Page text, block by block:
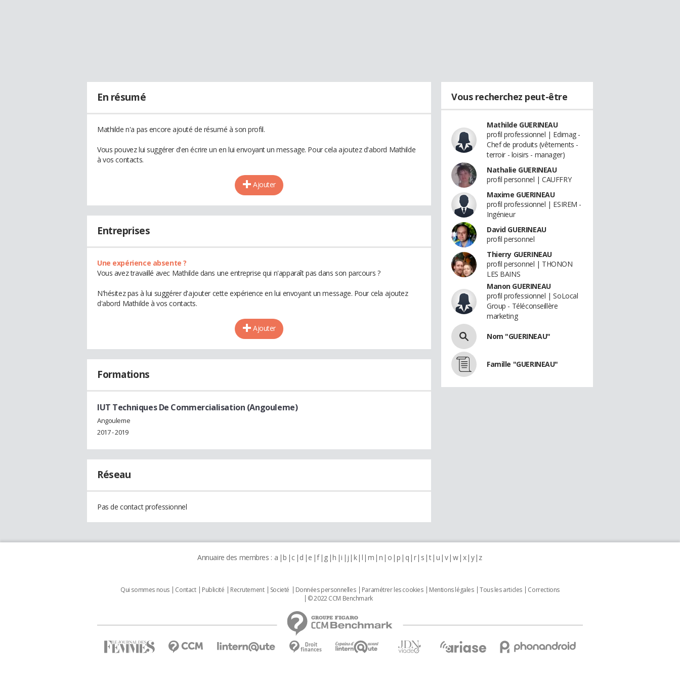
En résumé
Mathilde n'a pas encore ajouté de résumé à son profil.
Vous pouvez lui suggérer d'en écrire un en lui envoyant un message. Pour cela ajoutez d'abord Mathilde
à vos contacts.
Ajouter
Entreprises
Une expérience absente ?
Vous avez travaillé avec Mathilde dans une entreprise qui n'apparaît pas dans son parcours ?
N'hésitez pas à lui suggérer d'ajouter cette expérience en lui envoyant un message. Pour cela ajoutez
d'abord Mathilde à vos contacts.
Ajouter
Formations
IUT Techniques De Commercialisation (Angouleme)
Angouleme
2017 - 2019
Réseau
Pas de contact professionnel
Vous recherchez peut-être
Mathilde GUERINEAU
profil professionnel | Edimag -
Chef de produits (vêtements -
terroir - loisirs - manager)
Nathalie GUERINEAU
profil personnel | CAUFFRY
Maxime GUERINEAU
profil professionnel | ESIREM -
Ingénieur
David GUERINEAU
profil personnel
Thierry GUERINEAU
profil personnel | THONON
LES BAINS
Manon GUERINEAU
profil professionnel | SoLocal
Group - Téléconseillère
marketing
Nom "GUERINEAU"
Famille "GUERINEAU"
Annuaire des membres : a b c d e f g h i j k l m n o p q r s t u v w x y z
Qui sommes nous Contact Publicité Recrutement Societé Données personnelles Paramétrer les cookies Mentions légales Tous les articles
Corrections
© 2022 CCM Benchmark